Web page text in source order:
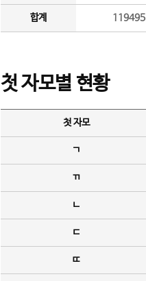
합계
첫 자모별 현황
첫 자모
ㄱ
ㄲ
ㄴ
ㄷ
ㄸ